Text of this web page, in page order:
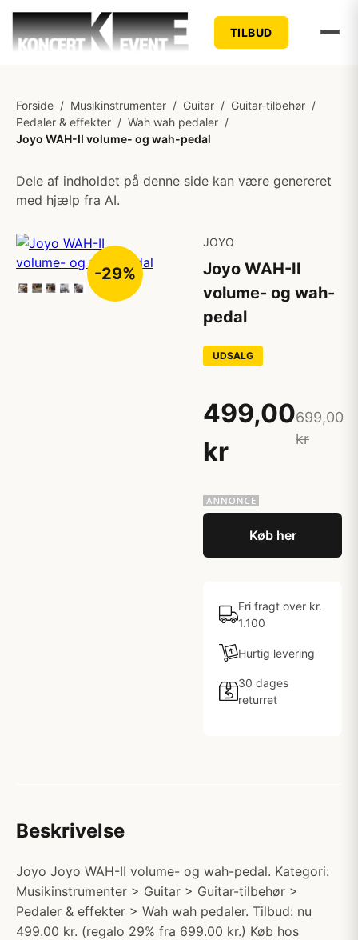
TILBUD
Forside / Musikinstrumenter / Guitar / Guitar-tilbehør /
Pedaler & effekter / Wah wah pedaler /
Joyo WAH-II volume- og wah-pedal
Dele af indholdet på denne side kan være genereret
med hjælp fra AI.
-29%
JOYO
Joyo WAH-II
volume- og wah-
pedal
UDSALG
499,00
kr
699,00
kr
Køb her
Fri fragt over kr.
1.100
Hurtig levering
30 dages
returret
Beskrivelse
Joyo Joyo WAH-II volume- og wah-pedal. Kategori:
Musikinstrumenter > Guitar > Guitar-tilbehør >
Pedaler & effekter > Wah wah pedaler. Tilbud: nu
499.00 kr. (regalo 29% fra 699.00 kr.) Køb hos